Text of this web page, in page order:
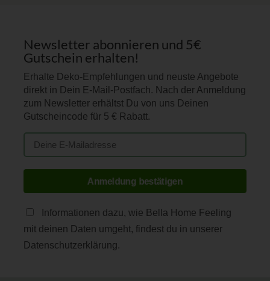
Newsletter abonnieren und 5€
Gutschein erhalten!
Erhalte Deko-Empfehlungen und neuste Angebote
direkt in Dein E-Mail-Postfach. Nach der Anmeldung
zum Newsletter erhältst Du von uns Deinen
Gutscheincode für 5 € Rabatt.
Informationen dazu, wie Bella Home Feeling
mit deinen Daten umgeht, findest du in unserer
Datenschutzerklärung.
Anmeldung bestätigen